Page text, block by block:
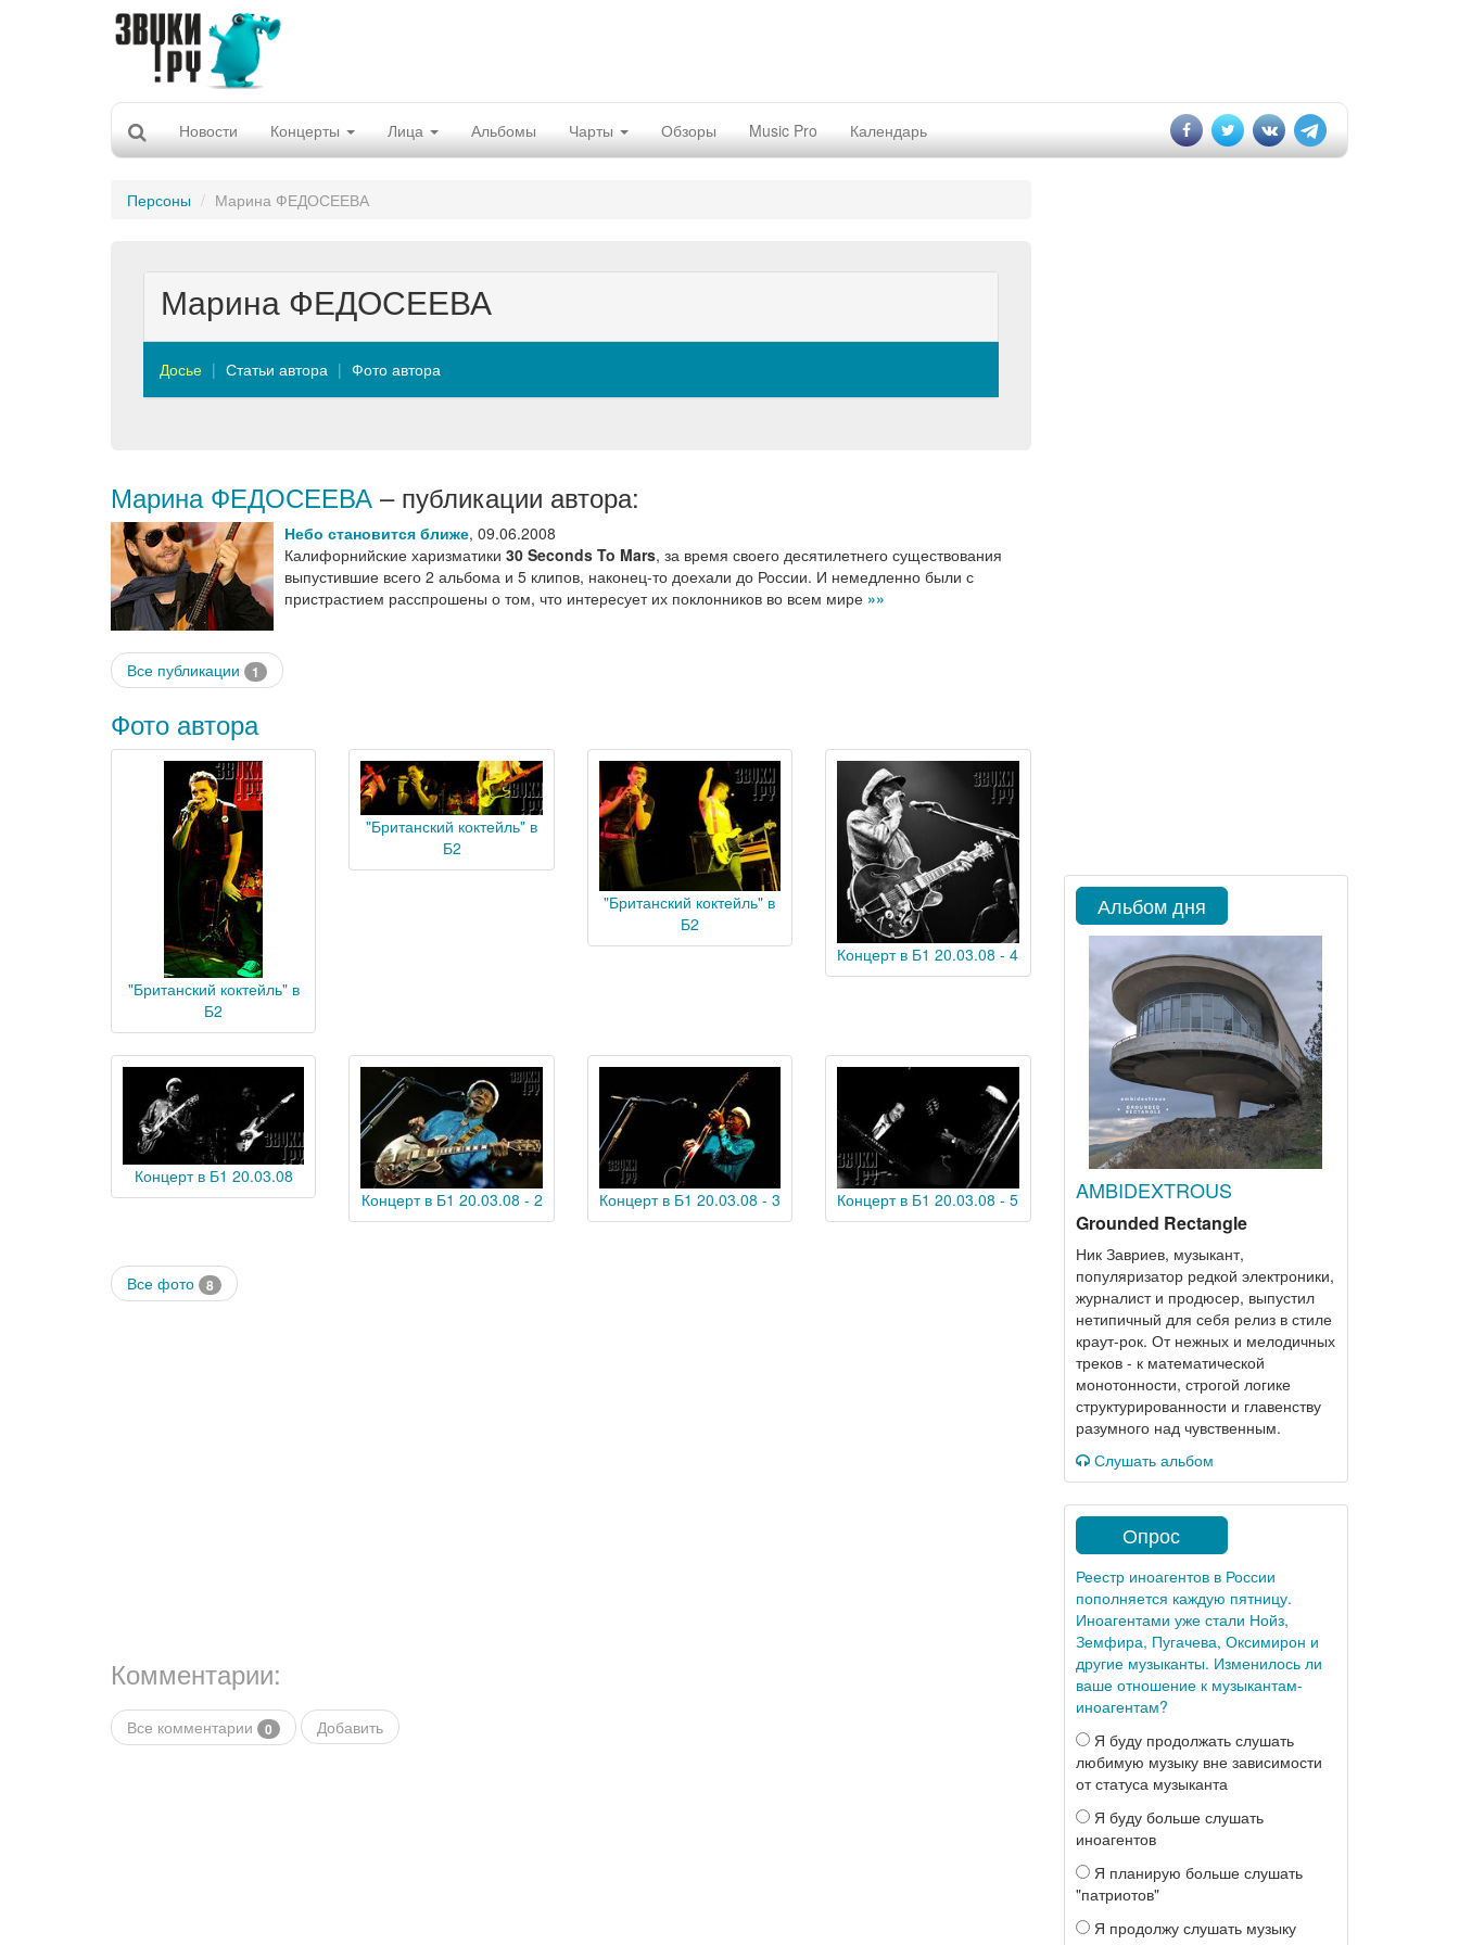
Новости Концерты Лица Альбомы Чарты Обзоры Music Pro Календарь
Персоны Марина ФЕДОСЕЕВА
Марина ФЕДОСЕЕВА
Досье Статьи автора Фото автора
Марина ФЕДОСЕЕВА – публикации автора:
Небо становится ближе, 09.06.2008
Калифорнийские харизматики 30 Seconds To Mars, за время своего десятилетнего существования
выпустившие всего 2 альбома и 5 клипов, наконец-то доехали до России. И немедленно были с
пристрастием расспрошены о том, что интересует их поклонников во всем мире »»
Все публикации 1
Фото автора
"Британский коктейль" в
Б2
"Британский коктейль" в
Б2
"Британский коктейль" в
Б2
Концерт в Б1 20.03.08 - 4
Концерт в Б1 20.03.08
Концерт в Б1 20.03.08 - 2
Концерт в Б1 20.03.08 - 3 Концерт в Б1 20.03.08 - 5
Все фото 8
Комментарии:
Все комментарии 0 Добавить
Альбом дня
AMBIDEXTROUS
Grounded Rectangle
Ник Завриев, музыкант,
популяризатор редкой электроники,
журналист и продюсер, выпустил
нетипичный для себя релиз в стиле
краут-рок. От нежных и мелодичных
треков - к математической
монотонности, строгой логике
структурированности и главенству
разумного над чувственным.
Слушать альбом
Опрос
Реестр иноагентов в России
пополняется каждую пятницу.
Иноагентами уже стали Нойз,
Земфира, Пугачева, Оксимирон и
другие музыканты. Изменилось ли
ваше отношение к музыкантам-
иноагентам?
Я буду продолжать слушать
любимую музыку вне зависимости
от статуса музыканта
Я буду больше слушать
иноагентов
Я планирую больше слушать
"патриотов"
Я продолжу слушать музыку